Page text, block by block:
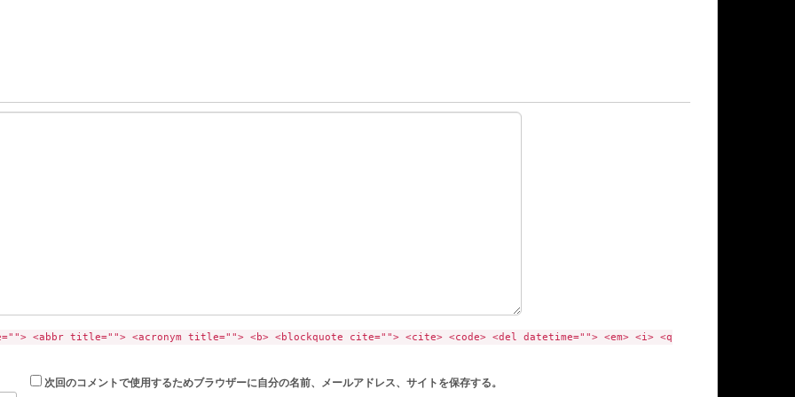
<abbr title=""> <acronym title=""> <b> <blockquote cite=""> <cite> <code> <del datetime=""> <em> <i> <q
次回のコメントで使用するためブラウザーに自分の名前、メールアドレス、サイトを保存する。